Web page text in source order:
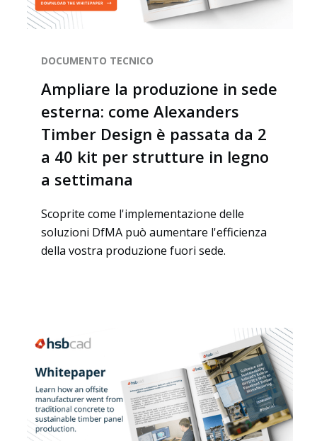
DOCUMENTO TECNICO
Ampliare la produzione in sede
esterna: come Alexanders
Timber Design è passata da 2
a 40 kit per strutture in legno
a settimana
Scoprite come l'implementazione delle
soluzioni DfMA può aumentare l'efficienza
della vostra produzione fuori sede.